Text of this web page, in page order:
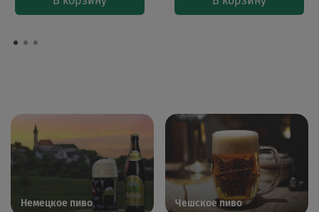
Немецкое пиво Чешское пиво